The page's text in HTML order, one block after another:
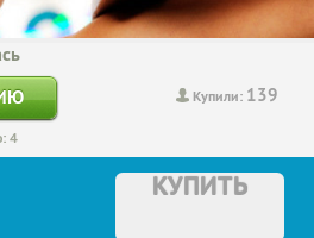
Купили: 139
4
КУПИТЬ